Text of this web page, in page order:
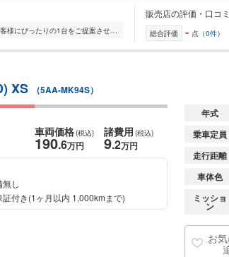
全国的に店舗を展開しており、 豊富な在庫の中からお客様にぴったりの1台をご提案させていただきます。 国産車から輸入車まで幅広く取り扱っており、 登録済未使用車や...
販売店の評価・口コミ
総合評価 - 点（0件）
XS （5AA-MK94S）
車両価格(税込)
190.6万円
諸費用 (税込)
9.2万円
し
証付き(1ヶ月以内 1,000kmまで)
年式
乗車定員
走行距離
車体色
ミッショ
ン
お